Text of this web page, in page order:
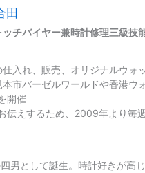
田
チバイヤー兼時計修理三級
入れ、販売、オリジナルウォ
市バーゼルワールドや香港ウ
開催
伝えするため、2009年より毎
男として誕生。時計好きが高